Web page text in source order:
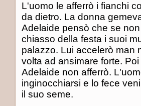
L'uomo le afferrò i fianchi
da dietro. La donna
Adelaide pensò che se
chiasso della festa i suoi
palazzo. Lui accelerò man
volta ad ansimare forte.
Adelaide non afferrò.
inginocchiarsi e lo fece
il suo seme.